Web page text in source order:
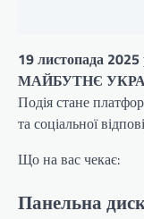
19 листопада
МАЙБУТНЄ
Подія стане
та соціальної
Що на вас чекає:
Панельна